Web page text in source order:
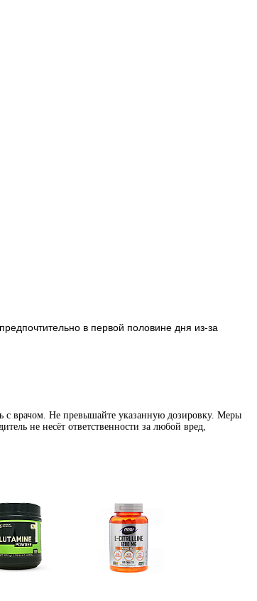
в первой половине дня из-за
с врачом. Не превышайте указанную дозировку. Меры
не несёт ответственности за любой вред,